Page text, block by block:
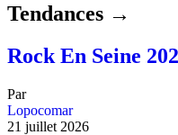
Tendances →
Rock En Seine
Par
Lopocomar
21 juillet 2026